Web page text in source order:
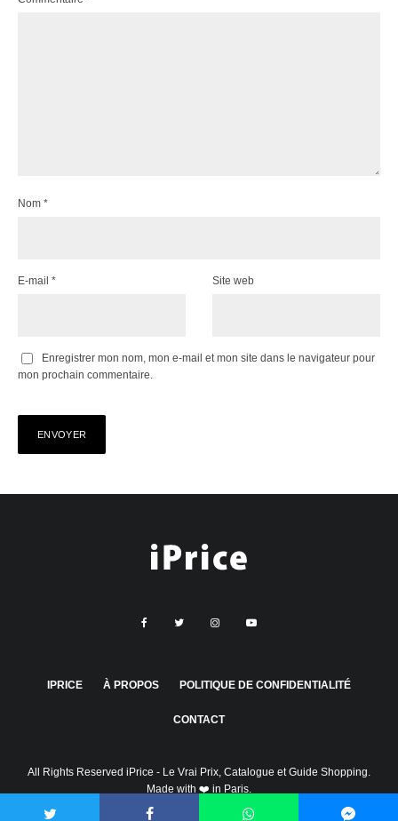
Nom *
E-mail * Site web
Enregistrer mon nom, mon e-mail et mon site dans le navigateur pour
mon prochain commentaire.
IPRICE À PROPOS POLITIQUE DE CONFIDENTIALITÉ
CONTACT
All Rights Reserved iPrice - Le Vrai Prix, Catalogue et Guide Shopping.
Made with ❤️ in Paris.